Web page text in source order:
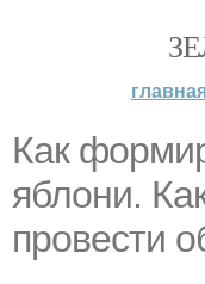
Как
яблони.
провести